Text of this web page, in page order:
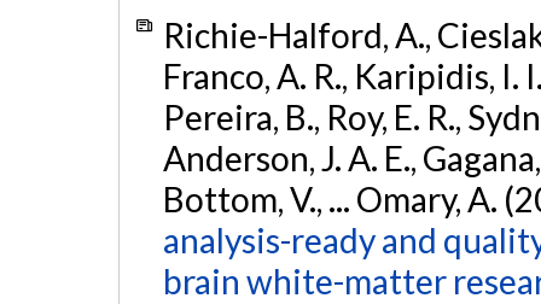
Richie-Halford, A.,
Franco, A. R., Karipidis, I.
Pereira, B., Roy, E. R.,
Anderson, J. A. E.,
Bottom, V., ... Omary, A.
analysis-ready and
brain white-matter